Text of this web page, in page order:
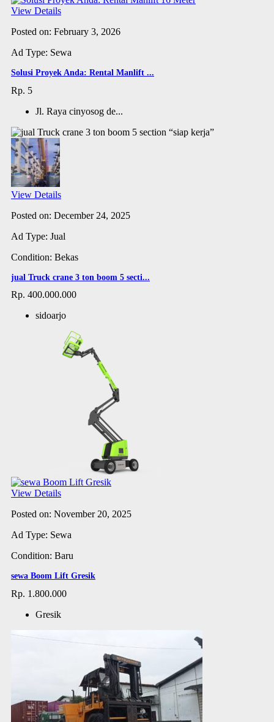
View Details
Posted on: February 3, 2026
Ad Type: Sewa
Solusi Proyek Anda: Rental Manlift ...
Rp. 5
Jl. Raya cinyosog de...
View Details
Posted on: December 24, 2025
Ad Type: Jual
Condition: Bekas
jual Truck crane 3 ton boom 5 secti...
Rp. 400.000.000
sidoarjo
View Details
Posted on: November 20, 2025
Ad Type: Sewa
Condition: Baru
sewa Boom Lift Gresik
Rp. 1.800.000
Gresik